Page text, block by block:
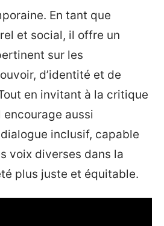
En tant que
et social, il offre un
sur les
d’identité et de
en invitant à la critique
aussi
dialogue inclusif, capable
voix diverses dans la
plus juste et équitable.